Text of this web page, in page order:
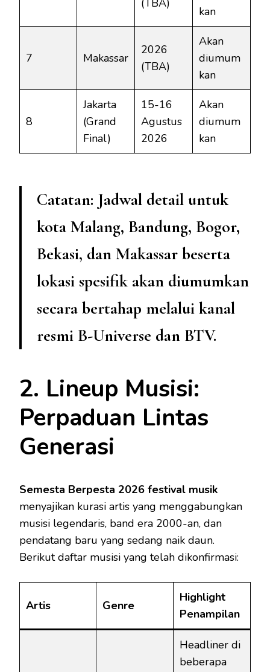
kan
7 Makassar
2026
(TBA)
Akan
diumum
kan
8
Jakarta
(Grand
Final)
15-16
Agustus
2026
Akan
diumum
kan
Catatan: Jadwal detail untuk
kota Malang, Bandung, Bogor,
Bekasi, dan Makassar beserta
lokasi spesifik akan diumumkan
secara bertahap melalui kanal
resmi B-Universe dan BTV.
2. Lineup Musisi:
Perpaduan Lintas
Generasi
Semesta Berpesta 2026 festival musik
menyajikan kurasi artis yang menggabungkan
musisi legendaris, band era 2000-an, dan
pendatang baru yang sedang naik daun.
Berikut daftar musisi yang telah dikonfirmasi:
Artis Genre
Highlight
Penampilan
Headliner di
beberapa